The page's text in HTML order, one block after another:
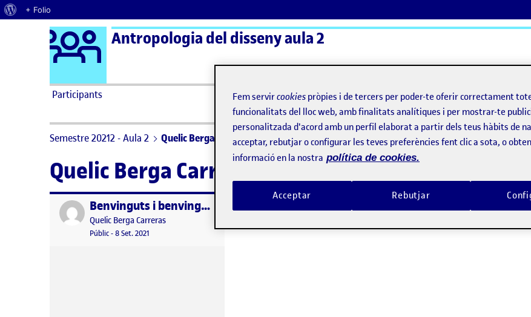
Quant al WordPress
+ Folio
Saltar al contingut Logo Ágora
Antropologia del disseny aula 2
Participants ActiFolios
Semestre 20212 - Aula 2 Quelic Berga Carreras
Quelic Berga Carreras
Publicat per Benvinguts i benvingudes!
Publicat per
Quelic Berga Carreras
Visibilitat:
Públic-Data de publicació
8 Set. 2021 8 setembre, 2021 11:10 pm
Fem servircookies pròpies i de tercers per poder-te oferir correctament
funcionalitats del lloc web, amb finalitats analítiques i per mostrar-te
personalitzada d'acord amb un perfil elaborat a partir dels teus hàbits de
acceptar, rebutjar o configurar les teves preferències fent clic a sota, o
informació en la nostra política de cookies.
Rebutjar
Acceptar